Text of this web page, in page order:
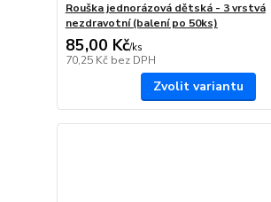
Rouška jednorázová dětská - 3 vrstvá
nezdravotní (balení po 50ks)
85,00 Kč/ks
70,25 Kč bez DPH
Zvolit variantu